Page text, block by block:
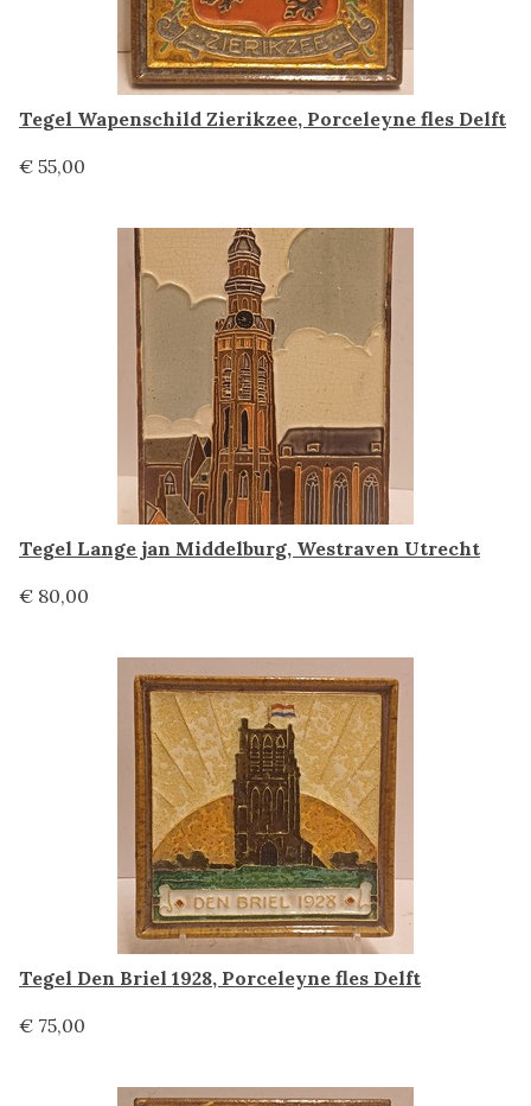
Tegel Wapenschild Zierikzee, Porceleyne fles Delft
€ 55,00
Tegel Lange jan Middelburg, Westraven Utrecht
€ 80,00
Tegel Den Briel 1928, Porceleyne fles Delft
€ 75,00